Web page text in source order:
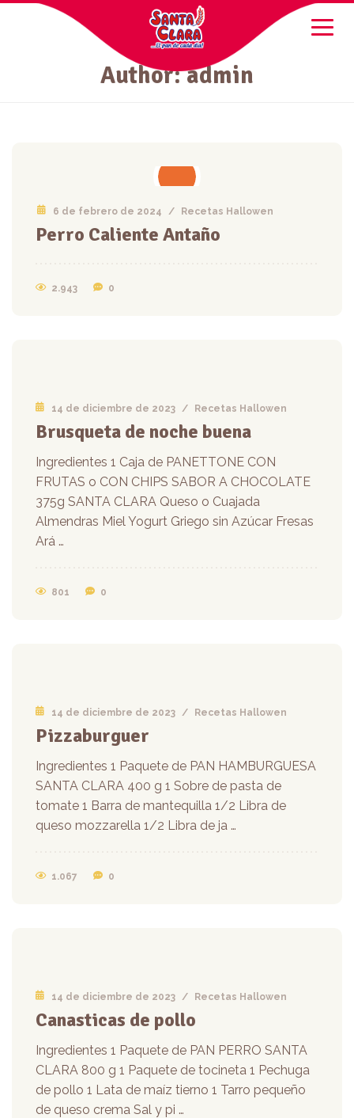
Author: admin
6 de febrero de 2024 / Recetas Hallowen
Perro Caliente Antaño
2.943 0
14 de diciembre de 2023 / Recetas Hallowen
Brusqueta de noche buena
Ingredientes 1 Caja de PANETTONE CON
FRUTAS o CON CHIPS SABOR A CHOCOLATE
375g SANTA CLARA Queso o Cuajada
Almendras Miel Yogurt Griego sin Azúcar Fresas
Ará …
801 0
14 de diciembre de 2023 / Recetas Hallowen
Pizzaburguer
Ingredientes 1 Paquete de PAN HAMBURGUESA
SANTA CLARA 400 g 1 Sobre de pasta de
tomate 1 Barra de mantequilla 1/2 Libra de
queso mozzarella 1/2 Libra de ja …
1.067 0
14 de diciembre de 2023 / Recetas Hallowen
Canasticas de pollo
Ingredientes 1 Paquete de PAN PERRO SANTA
CLARA 800 g 1 Paquete de tocineta 1 Pechuga
de pollo 1 Lata de maíz tierno 1 Tarro pequeño
de queso crema Sal y pi …